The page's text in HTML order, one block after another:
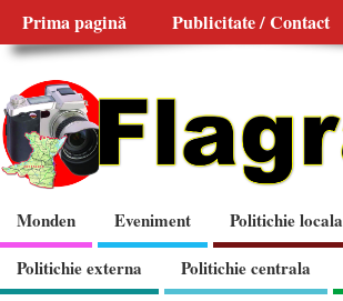
Prima pagină Publicitate / Contact
Monden Eveniment
Politichie locala
Politichie externa
Politichie centrala